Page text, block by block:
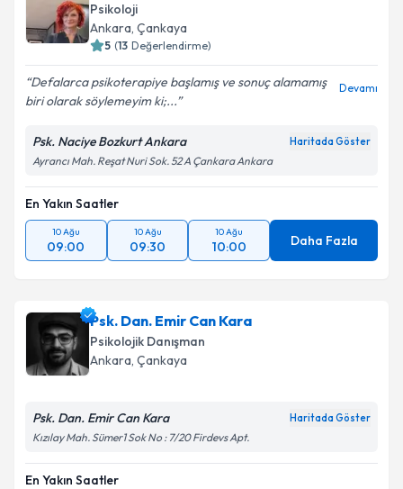
Psikoloji
Ankara, Çankaya
5 (13 Değerlendirme)
Defalarca psikoterapiye başlamış ve sonuç alamamış
biri olarak söylemeyim ki;...
Devamı
Psk. Naciye Bozkurt Ankara Haritada Göster
Ayrancı Mah. Reşat Nuri Sok. 52 A Çankara Ankara
En Yakın Saatler
10 Ağu
09:00
10 Ağu
09:30
10 Ağu
10:00 Daha Fazla
Psk. Dan. Emir Can Kara
Psikolojik Danışman
Ankara, Çankaya
Psk. Dan. Emir Can Kara Haritada Göster
Kızılay Mah. Sümer1 Sok No : 7/20 Firdevs Apt.
En Yakın Saatler